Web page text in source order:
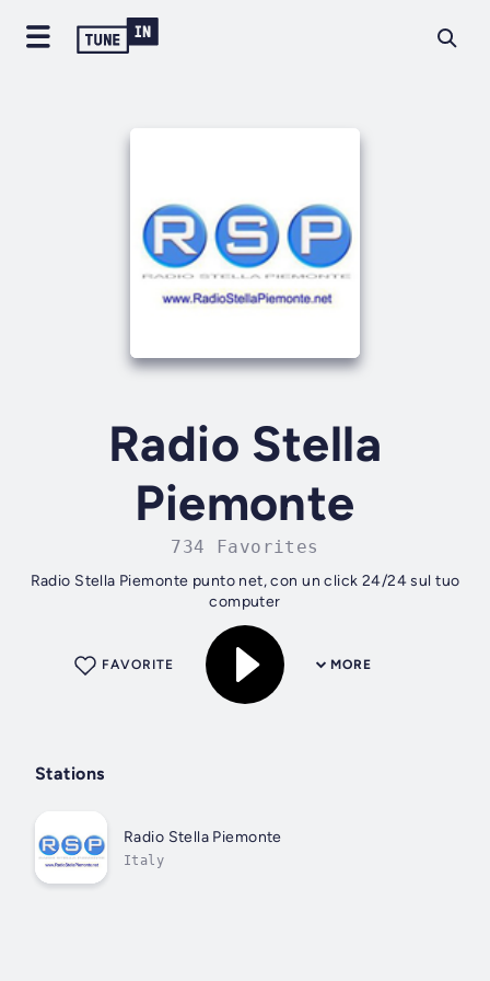
Radio Stella
Piemonte
734 Favorites
Radio Stella Piemonte punto net, con un click 24/24 sul tuo
computer
MORE
FAVORITE
Stations
Radio Stella Piemonte
Italy